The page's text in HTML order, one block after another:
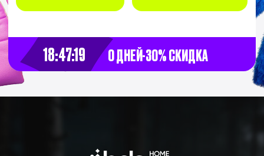
Адрес
129 626, г. Москва, проспект Мира,
д. 102, стр. 31, помещение 5Н/3
Общество с ограниченной ответственностью «ХОУМ ДИДЖИТАЛ СКУЛ»
Сведения об организации
Политика конфиденциальности
Обработка файлов cookie
Договор оферты
Пользовательское соглашение